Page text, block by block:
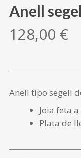
Anell
128,00 €
Anell tipo segell
Joia feta
Plata de